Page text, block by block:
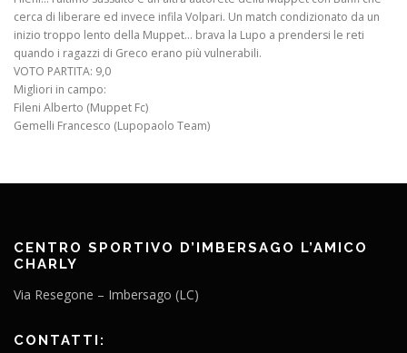
cerca di liberare ed invece infila Volpari. Un match condizionato da un
inizio troppo lento della Muppet… brava la Lupo a prendersi le reti
quando i ragazzi di Greco erano più vulnerabili.
VOTO PARTITA: 9,0
Migliori in campo:
Fileni Alberto (Muppet Fc)
Gemelli Francesco (Lupopaolo Team)
CENTRO SPORTIVO D’IMBERSAGO L’AMICO
CHARLY
Via Resegone – Imbersago (LC)
CONTATTI: